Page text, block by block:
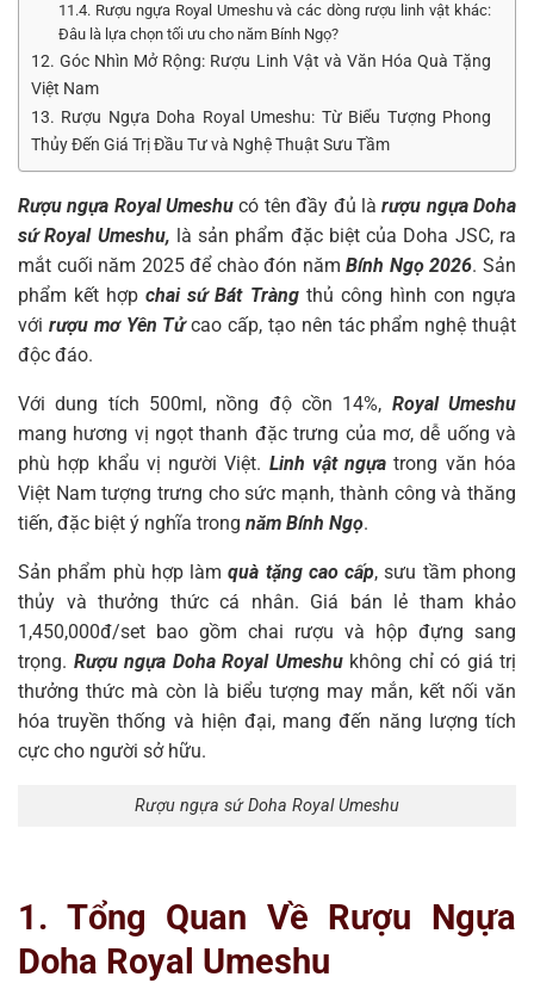
11.4. Rượu ngựa Royal Umeshu và các dòng rượu linh vật khác:
Đâu là lựa chọn tối ưu cho năm Bính Ngọ?
12. Góc Nhìn Mở Rộng: Rượu Linh Vật và Văn Hóa Quà Tặng
Việt Nam
13. Rượu Ngựa Doha Royal Umeshu: Từ Biểu Tượng Phong
Thủy Đến Giá Trị Đầu Tư và Nghệ Thuật Sưu Tầm
Rượu ngựa Royal Umeshucó tên đầy đủ là rượu ngựa Doha
sứ Royal Umeshu, là sản phẩm đặc biệt của Doha JSC, ra
mắt cuối năm 2025 để chào đón nămBính Ngọ 2026. Sản
phẩm kết hợpchai sứ Bát Tràngthủ công hình con ngựa
với rượu mơ Yên Tửcao cấp, tạo nên tác phẩm nghệ thuật
độc đáo.
Với dung tích 500ml, nồng độ cồn 14%, Royal Umeshu
mang hương vị ngọt thanh đặc trưng của mơ, dễ uống và
phù hợp khẩu vị người Việt. Linh vật ngựa trong văn hóa
Việt Nam tượng trưng cho sức mạnh, thành công và thăng
tiến, đặc biệt ý nghĩa trong năm Bính Ngọ.
Sản phẩm phù hợp làmquà tặng cao cấp, sưu tầm phong
thủy và thưởng thức cá nhân. Giá bán lẻ tham khảo
1,450,000đ/set bao gồm chai rượu và hộp đựng sang
trọng. Rượu ngựa Doha Royal Umeshukhông chỉ có giá trị
thưởng thức mà còn là biểu tượng may mắn, kết nối văn
hóa truyền thống và hiện đại, mang đến năng lượng tích
cực cho người sở hữu.
Rượu ngựa sứ Doha Royal Umeshu
1. Tổng Quan Về Rượu Ngựa
Doha Royal Umeshu